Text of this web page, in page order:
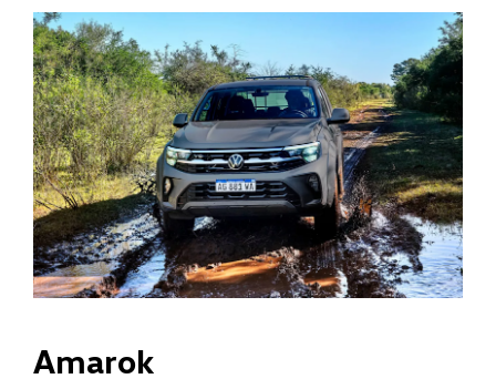
Amarok ​